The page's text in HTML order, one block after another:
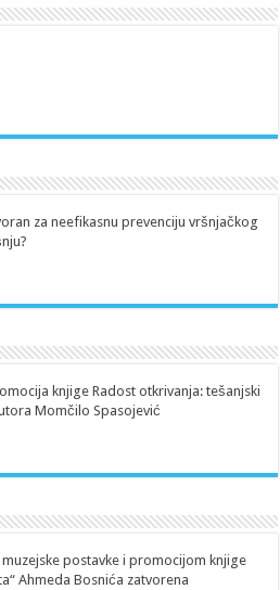
za neefikasnu prevenciju vršnjačkog
knjige Radost otkrivanja: tešanjski
Momčilo Spasojević
postavke i promocijom knjige
Ahmeda Bosnića zatvorena